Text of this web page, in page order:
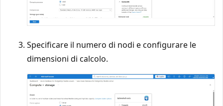
Specificare il numero di nodi e configurare le
dimensioni di calcolo.